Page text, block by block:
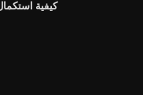
كيفية